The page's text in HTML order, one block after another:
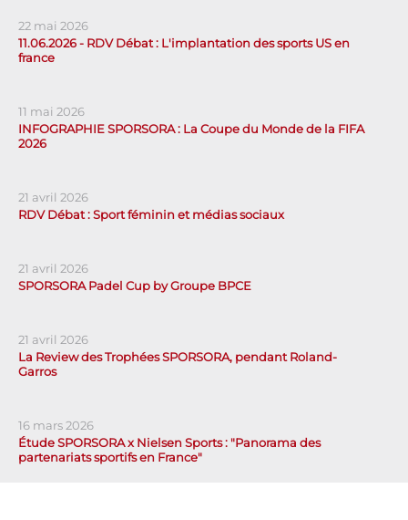
22 mai 2026
11.06.2026 - RDV Débat : L'implantation des sports US en
france
11 mai 2026
INFOGRAPHIE SPORSORA : La Coupe du Monde de la FIFA
2026
21 avril 2026
RDV Débat : Sport féminin et médias sociaux
21 avril 2026
SPORSORA Padel Cup by Groupe BPCE
21 avril 2026
La Review des Trophées SPORSORA, pendant Roland-
Garros
16 mars 2026
Étude SPORSORA x Nielsen Sports : "Panorama des
partenariats sportifs en France"